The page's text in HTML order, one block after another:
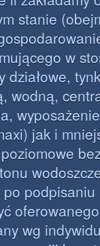
stanie
w
wodną,
jak i
wg